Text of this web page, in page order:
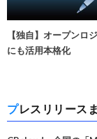
【独自】オープンロ
にも活用本格化
プレスリリース